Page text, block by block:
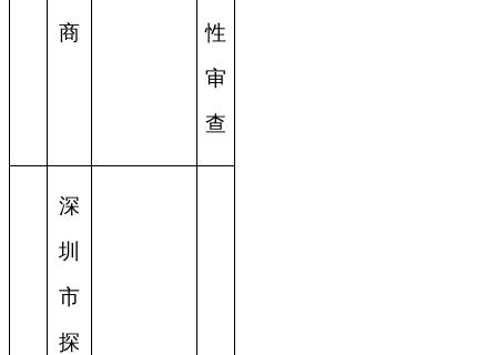
商
性
审
查
深
圳
市
探